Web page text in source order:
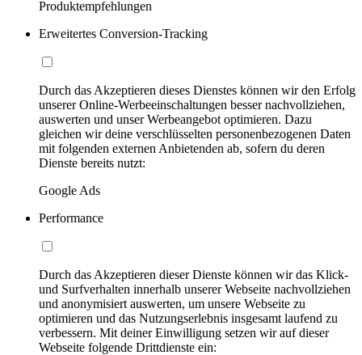
Produktempfehlungen
Erweitertes Conversion-Tracking
Durch das Akzeptieren dieses Dienstes können wir den Erfolg
unserer Online-Werbeeinschaltungen besser nachvollziehen,
auswerten und unser Werbeangebot optimieren. Dazu
gleichen wir deine verschlüsselten personenbezogenen Daten
mit folgenden externen Anbietenden ab, sofern du deren
Dienste bereits nutzt:
Google Ads
Performance
Durch das Akzeptieren dieser Dienste können wir das Klick-
und Surfverhalten innerhalb unserer Webseite nachvollziehen
und anonymisiert auswerten, um unsere Webseite zu
optimieren und das Nutzungserlebnis insgesamt laufend zu
verbessern. Mit deiner Einwilligung setzen wir auf dieser
Webseite folgende Drittdienste ein: